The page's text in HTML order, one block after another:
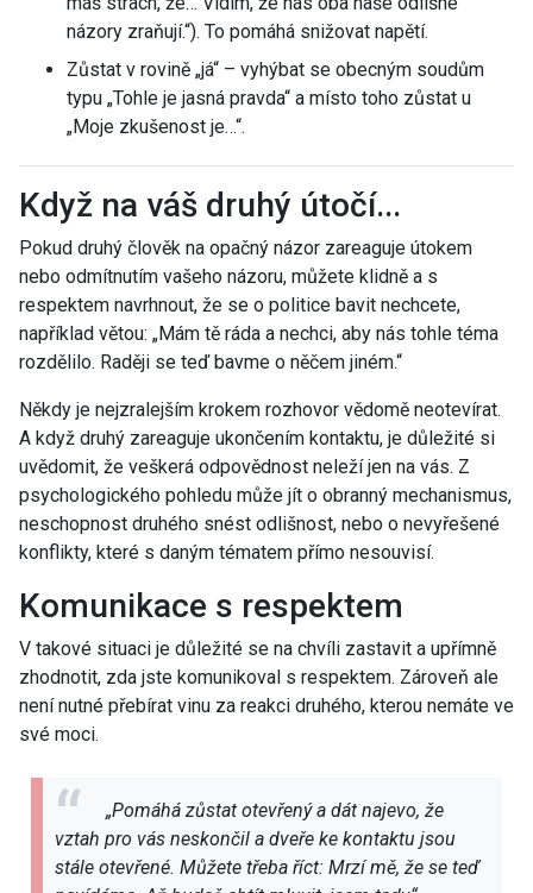
názory zraňují.“). To pomáhá snižovat napětí.
Zůstat v rovině „já“ – vyhýbat se obecným soudům
typu „Tohle je jasná pravda“ a místo toho zůstat u
„Moje zkušenost je…“.
Když na váš druhý útočí...
Pokud druhý člověk na opačný názor zareaguje útokem
nebo odmítnutím vašeho názoru, můžete klidně a s
respektem navrhnout, že se o politice bavit nechcete,
například větou: „Mám tě ráda a nechci, aby nás tohle téma
rozdělilo. Raději se teď bavme o něčem jiném.“
Někdy je nejzralejším krokem rozhovor vědomě neotevírat.
A když druhý zareaguje ukončením kontaktu, je důležité si
uvědomit, že veškerá odpovědnost neleží jen na vás. Z
psychologického pohledu může jít o obranný mechanismus,
neschopnost druhého snést odlišnost, nebo o nevyřešené
konflikty, které s daným tématem přímo nesouvisí.
Komunikace s respektem
V takové situaci je důležité se na chvíli zastavit a upřímně
zhodnotit, zda jste komunikoval s respektem. Zároveň ale
není nutné přebírat vinu za reakci druhého, kterou nemáte ve
své moci.
„Pomáhá zůstat otevřený a dát najevo, že
vztah pro vás neskončil a dveře ke kontaktu jsou
stále otevřené. Můžete třeba říct: Mrzí mě, že se teď